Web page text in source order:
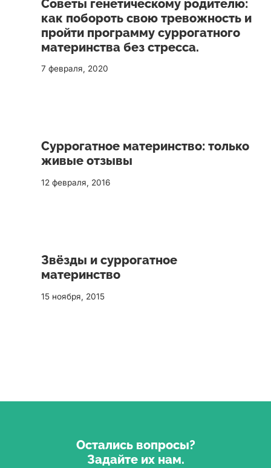
Советы генетическому родителю:
как побороть свою тревожность и
пройти программу суррогатного
материнства без стресса.
7 февраля, 2020
Суррогатное материнство: только
живые отзывы
12 февраля, 2016
Звёзды и суррогатное
материнство
15 ноября, 2015
Остались вопросы?
Задайте их нам.